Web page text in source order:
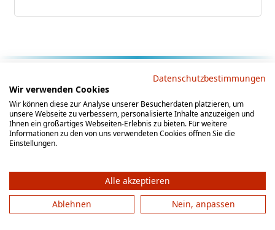
AGB Datenschutz
Impressum
Social Media
© 2012 - 2026 by gesellschaftsspieler-gesucht.de
Datenschutzbestimmungen
Wir verwenden Cookies
Wir können diese zur Analyse unserer Besucherdaten platzieren, um
unsere Webseite zu verbessern, personalisierte Inhalte anzuzeigen und
Ihnen ein großartiges Webseiten-Erlebnis zu bieten. Für weitere
Informationen zu den von uns verwendeten Cookies öffnen Sie die
Einstellungen.
Alle akzeptieren
Ablehnen
Nein, anpassen